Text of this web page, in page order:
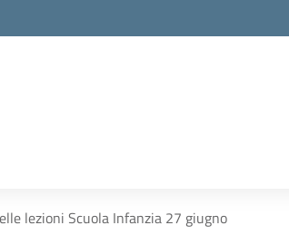
lezioni Scuola Infanzia 27 giugno